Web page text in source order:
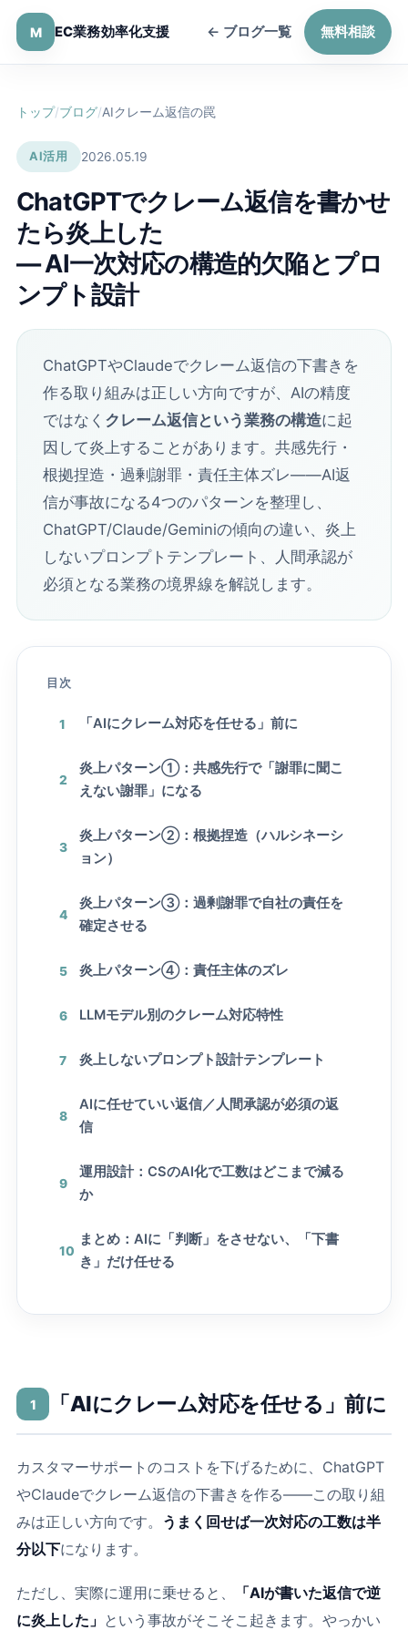
M EC業務効率化支援 ← ブログ一覧 無料相談
トップ/ブログ/AIクレーム返信の罠
AI活用 2026.05.19
ChatGPTでクレーム返信を書かせ
たら炎上した
― AI一次対応の構造的欠陥とプロ
ンプト設計
ChatGPTやClaudeでクレーム返信の下書きを
作る取り組みは正しい方向ですが、AIの精度
ではなく クレーム返信という業務の構造に起
因して炎上することがあります。共感先行・
根拠捏造・過剰謝罪・責任主体ズレ――AI返
信が事故になる4つのパターンを整理し、
ChatGPT/Claude/Geminiの傾向の違い、炎上
しないプロンプトテンプレート、人間承認が
必須となる業務の境界線を解説します。
目次
1 「AIにクレーム対応を任せる」前に
2
炎上パターン①：共感先行で「謝罪に聞こ
えない謝罪」になる
3
炎上パターン②：根拠捏造（ハルシネーシ
ョン）
4
炎上パターン③：過剰謝罪で自社の責任を
確定させる
5 炎上パターン④：責任主体のズレ
6 LLMモデル別のクレーム対応特性
7 炎上しないプロンプト設計テンプレート
8
AIに任せていい返信／人間承認が必須の返
信
9
運用設計：CSのAI化で工数はどこまで減る
か
10
まとめ：AIに「判断」をさせない、「下書
き」だけ任せる
1 「AIにクレーム対応を任せる」前に
カスタマーサポートのコストを下げるために、ChatGPT
やClaudeでクレーム返信の下書きを作る――この取り組
みは正しい方向です。 うまく回せば一次対応の工数は半
分以下になります。
ただし、実際に運用に乗せると、
「AIが書いた返信で逆
に炎上した」 という事故がそこそこ起きます。やっかい